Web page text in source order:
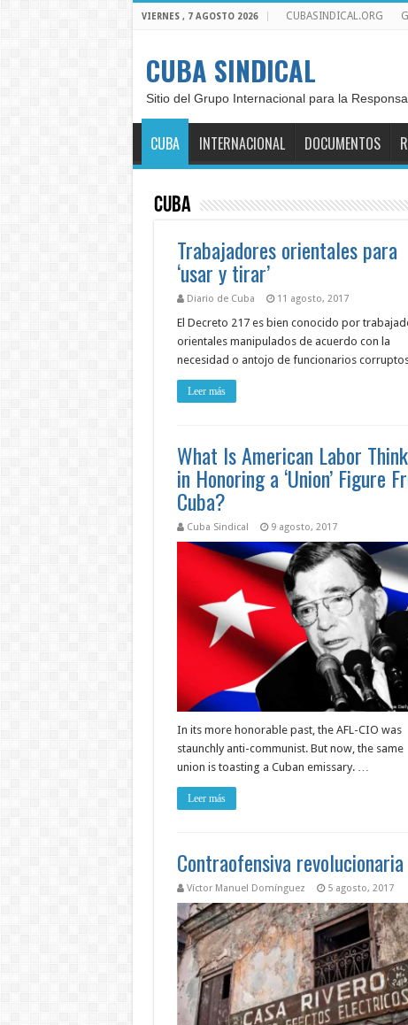
VIERNES , 7 AGOSTO 2026 CUBASINDICAL.ORG
CUBA SINDICAL
Sitio del Grupo Internacional para la
CUBA INTERNACIONAL DOCUMENTOS
Cuba
Trabajadores orientales para
‘usar y tirar’
Diario de Cuba 11 agosto, 2017
El Decreto 217 es bien conocido por
orientales manipulados de acuerdo con la
necesidad o antojo de funcionarios
Leer más
What Is American Labor
in Honoring a ‘Union’ Figure
Cuba?
Cuba Sindical 9 agosto, 2017
In its more honorable past, the AFL-CIO was
staunchly anti-communist. But now, the same
union is toasting a Cuban emissary. …
Leer más
Contraofensiva revolucionaria
Víctor Manuel Domínguez 5 agosto, 2017